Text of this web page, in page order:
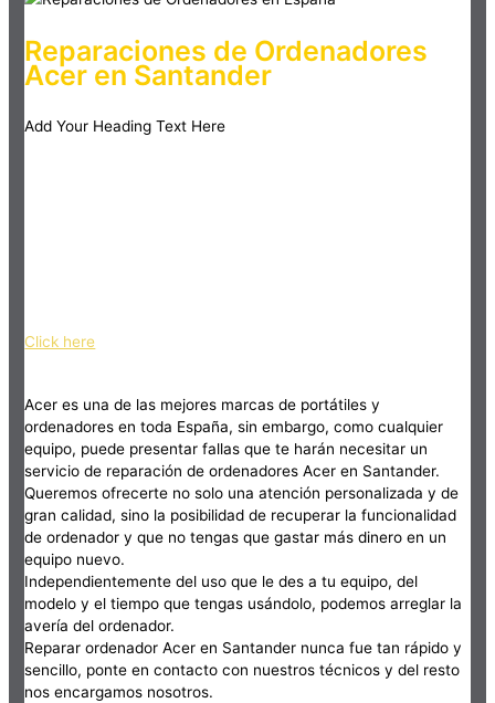
Reparaciones de Ordenadores
Acer en Santander
Add Your Heading Text Here
Click here
Acer es una de las mejores marcas de portátiles y
ordenadores en toda España, sin embargo, como cualquier
equipo, puede presentar fallas que te harán necesitar un
servicio de reparación de ordenadores Acer en Santander.
Queremos ofrecerte no solo una atención personalizada y de
gran calidad, sino la posibilidad de recuperar la funcionalidad
de ordenador y que no tengas que gastar más dinero en un
equipo nuevo.
Independientemente del uso que le des a tu equipo, del
modelo y el tiempo que tengas usándolo, podemos arreglar la
avería del ordenador.
Reparar ordenador Acer en Santander nunca fue tan rápido y
sencillo, ponte en contacto con nuestros técnicos y del resto
nos encargamos nosotros.